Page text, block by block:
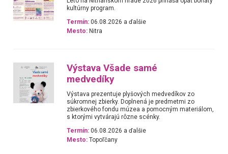
kultúrny program.
Termín: 06.08.2026 a ďalšie
Mesto: Nitra
Výstava Všade samé
medvedíky
Výstava prezentuje plyšových medvedíkov zo
súkromnej zbierky. Doplnená je predmetmi zo
zbierkového fondu múzea a pomocným materiálom,
s ktorými vytvárajú rôzne scénky.
Termín: 06.08.2026 a ďalšie
Mesto: Topoľčany